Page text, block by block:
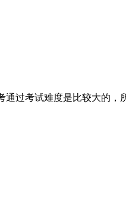
过考试难度是比较大的，